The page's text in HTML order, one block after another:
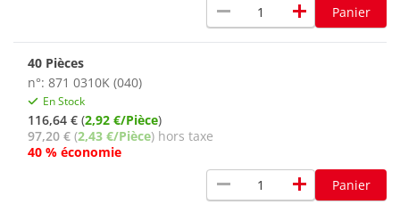
remove add Panier
40 Pièces
n°: 871 0310K (040)
En Stock
116,64 € (2,92 €/Pièce)
97,20 € (2,43 €/Pièce) hors taxe
40 % économie
remove add Panier